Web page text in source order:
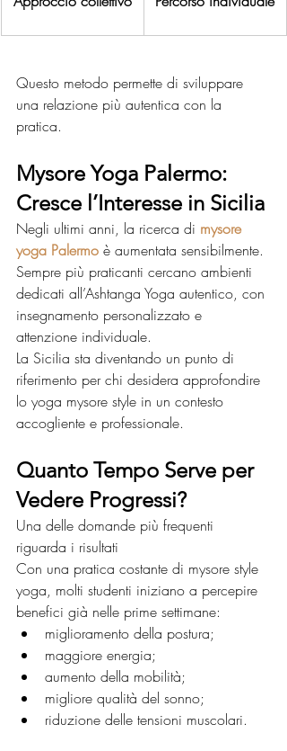
Questo metodo permette di sviluppare
una relazione più autentica con la
pratica.
Mysore Yoga Palermo:
Cresce l’Interesse in Sicilia
Negli ultimi anni, la ricerca di mysore
yoga Palermo è aumentata sensibilmente.
Sempre più praticanti cercano ambienti
dedicati all’Ashtanga Yoga autentico, con
insegnamento personalizzato e
attenzione individuale.
La Sicilia sta diventando un punto di
riferimento per chi desidera approfondire
lo yoga mysore style in un contesto
accogliente e professionale.
Quanto Tempo Serve per
Vedere Progressi?
Una delle domande più frequenti
riguarda i risultati
Con una pratica costante di mysore style
yoga, molti studenti iniziano a percepire
benefici già nelle prime settimane:
miglioramento della postura;
maggiore energia;
aumento della mobilità;
migliore qualità del sonno;
riduzione delle tensioni muscolari.